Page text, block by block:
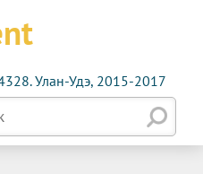
Улан-Удэ, 2015-2017